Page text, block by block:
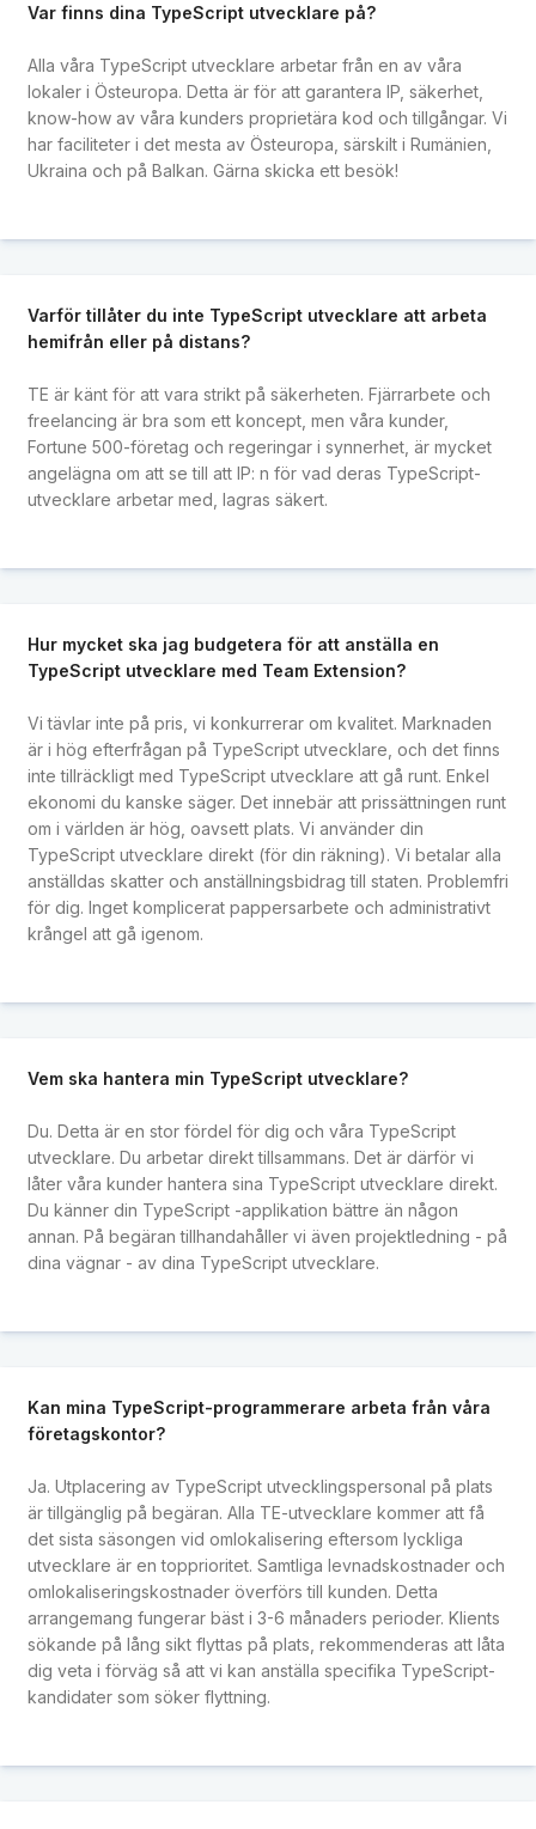
Var finns dina TypeScript utvecklare på?
Alla våra TypeScript utvecklare arbetar från en av våra
lokaler i Östeuropa. Detta är för att garantera IP, säkerhet,
know-how av våra kunders proprietära kod och tillgångar. Vi
har faciliteter i det mesta av Östeuropa, särskilt i Rumänien,
Ukraina och på Balkan. Gärna skicka ett besök!
Varför tillåter du inte TypeScript utvecklare att arbeta
hemifrån eller på distans?
TE är känt för att vara strikt på säkerheten. Fjärrarbete och
freelancing är bra som ett koncept, men våra kunder,
Fortune 500-företag och regeringar i synnerhet, är mycket
angelägna om att se till att IP: n för vad deras TypeScript-
utvecklare arbetar med, lagras säkert.
Hur mycket ska jag budgetera för att anställa en
TypeScript utvecklare med Team Extension?
Vi tävlar inte på pris, vi konkurrerar om kvalitet. Marknaden
är i hög efterfrågan på TypeScript utvecklare, och det finns
inte tillräckligt med TypeScript utvecklare att gå runt. Enkel
ekonomi du kanske säger. Det innebär att prissättningen runt
om i världen är hög, oavsett plats. Vi använder din
TypeScript utvecklare direkt (för din räkning). Vi betalar alla
anställdas skatter och anställningsbidrag till staten. Problemfri
för dig. Inget komplicerat pappersarbete och administrativt
krångel att gå igenom.
Vem ska hantera min TypeScript utvecklare?
Du. Detta är en stor fördel för dig och våra TypeScript
utvecklare. Du arbetar direkt tillsammans. Det är därför vi
låter våra kunder hantera sina TypeScript utvecklare direkt.
Du känner din TypeScript -applikation bättre än någon
annan. På begäran tillhandahåller vi även projektledning - på
dina vägnar - av dina TypeScript utvecklare.
Kan mina TypeScript-programmerare arbeta från våra
företagskontor?
Ja. Utplacering av TypeScript utvecklingspersonal på plats
är tillgänglig på begäran. Alla TE-utvecklare kommer att få
det sista säsongen vid omlokalisering eftersom lyckliga
utvecklare är en topprioritet. Samtliga levnadskostnader och
omlokaliseringskostnader överförs till kunden. Detta
arrangemang fungerar bäst i 3-6 månaders perioder. Klients
sökande på lång sikt flyttas på plats, rekommenderas att låta
dig veta i förväg så att vi kan anställa specifika TypeScript-
kandidater som söker flyttning.